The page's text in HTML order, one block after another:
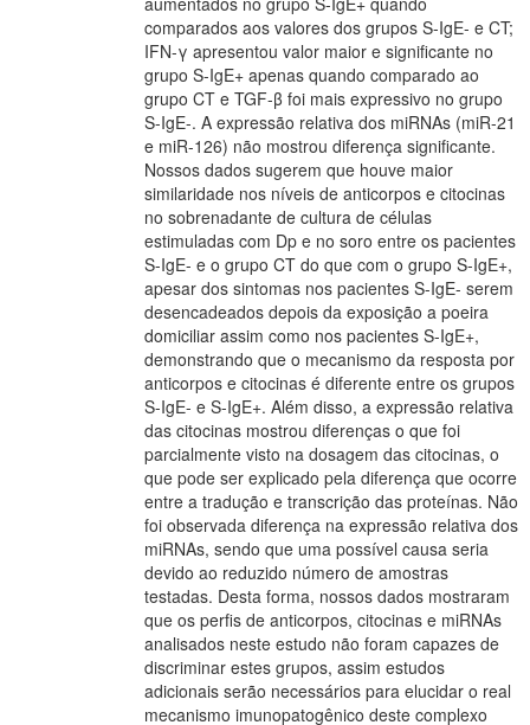
comparados aos valores dos grupos S-IgE- e CT;
IFN-γ apresentou valor maior e significante no
grupo S-IgE+ apenas quando comparado ao
grupo CT e TGF-β foi mais expressivo no grupo
S-IgE-. A expressão relativa dos miRNAs (miR-21
e miR-126) não mostrou diferença significante.
Nossos dados sugerem que houve maior
similaridade nos níveis de anticorpos e citocinas
no sobrenadante de cultura de células
estimuladas com Dp e no soro entre os pacientes
S-IgE- e o grupo CT do que com o grupo S-IgE+,
apesar dos sintomas nos pacientes S-IgE- serem
desencadeados depois da exposição a poeira
domiciliar assim como nos pacientes S-IgE+,
demonstrando que o mecanismo da resposta por
anticorpos e citocinas é diferente entre os grupos
S-IgE- e S-IgE+. Além disso, a expressão relativa
das citocinas mostrou diferenças o que foi
parcialmente visto na dosagem das citocinas, o
que pode ser explicado pela diferença que ocorre
entre a tradução e transcrição das proteínas. Não
foi observada diferença na expressão relativa dos
miRNAs, sendo que uma possível causa seria
devido ao reduzido número de amostras
testadas. Desta forma, nossos dados mostraram
que os perfis de anticorpos, citocinas e miRNAs
analisados neste estudo não foram capazes de
discriminar estes grupos, assim estudos
adicionais serão necessários para elucidar o real
mecanismo imunopatogênico deste complexo